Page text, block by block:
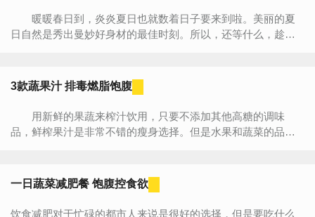
暖暖春日到，炎炎夏日也就数着日子要来到啦。美丽的夏
日自然是秀出曼妙好身材的最佳时刻。所以，还等什么，趁着
3款蔬果汁 排毒燃脂饱腹
用新鲜的果蔬来榨汁饮用，只要不添加其他高糖的调味
品，鲜榨果汁是非常不错的瘦身选择。但是水果和蔬菜的品种
一日蔬菜减肥餐 饱腹控食欲
饮食减肥对于忙碌的都市人来说是很好的选择，但是要吃什么